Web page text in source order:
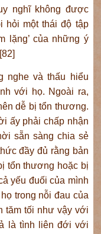
nghĩ không được
hỏi một thái độ tập
lặng’ của những ý
nghe và thấu hiểu
với họ. Ngoài ra,
dễ bị tổn thương.
ấy phải chấp nhận
sẵn sàng chia sẻ
đầy đủ rằng bản
tổn thương hoặc bị
yếu đuối của mình
trong nỗi đau của
tăm tối như vậy với
là tình liên đới với